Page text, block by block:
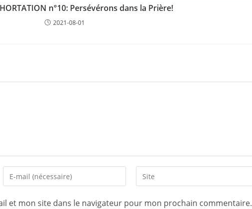
n°10: Persévérons dans la Prière!
2021-08-01
Enter
your
Saisir
l’URL
et mon site dans le navigateur pour mon prochain commentaire.